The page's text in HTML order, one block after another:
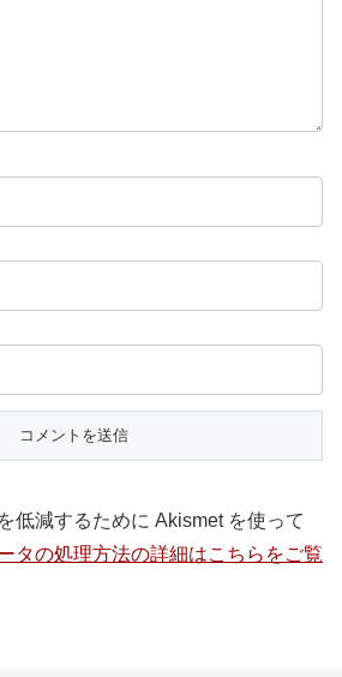
低減するために Akismet を使って
タの処理方法の詳細はこちらをご覧